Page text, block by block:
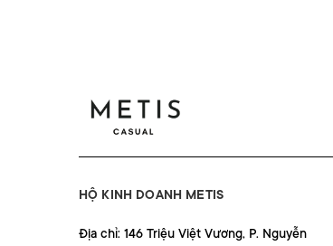
HỘ KINH DOANH METIS
Địa chỉ: 146 Triệu Việt Vương, P. Nguyễn